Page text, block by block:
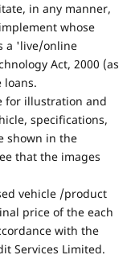
in any manner,
whose
a 'live/online
Act, 2000 (as
loans.
for illustration and
specifications,
shown in the
that the images
vehicle /product
price of the each
with the
Services Limited.